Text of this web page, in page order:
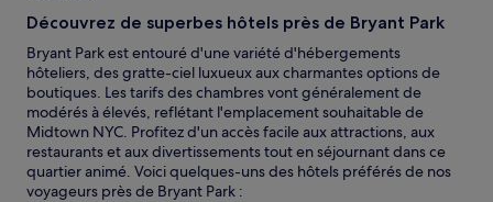
Découvrez de superbes hôtels près de Bryant Park
Bryant Park est entouré d'une variété d'hébergements
hôteliers, des gratte-ciel luxueux aux charmantes options de
boutiques. Les tarifs des chambres vont généralement de
modérés à élevés, reflétant l'emplacement souhaitable de
Midtown NYC. Profitez d'un accès facile aux attractions, aux
restaurants et aux divertissements tout en séjournant dans ce
quartier animé. Voici quelques-uns des hôtels préférés de nos
voyageurs près de Bryant Park :